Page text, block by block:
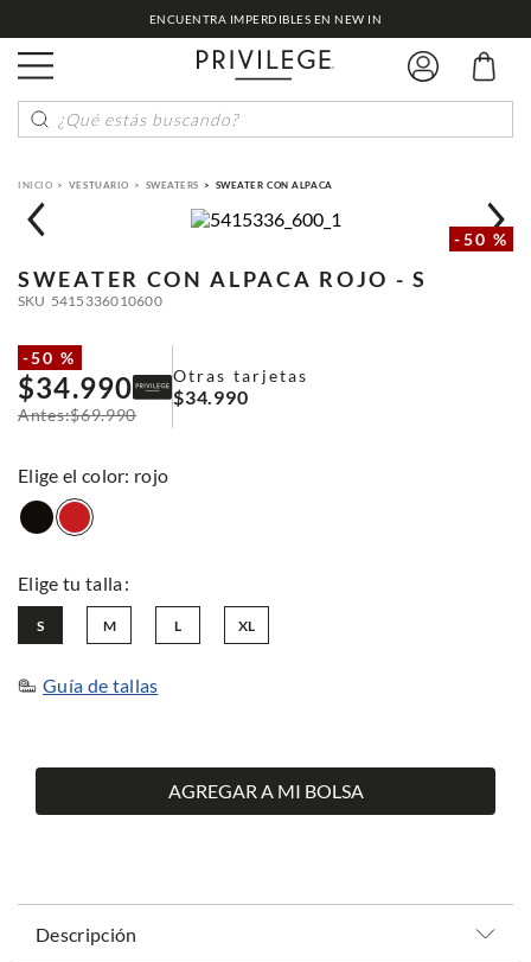
ENCUENTRA IMPERDIBLES EN NEW IN
¿Qué estás buscando?
VESTUARIO SWEATERS SWEATER CON ALPACA
-50 %
SWEATER CON ALPACA ROJO - S
SKU 5415336010600
-50 %
$34.990
$69.990
Otras tarjetas
$34.990
: rojo
L
M
S XL
Guía de tallas
AGREGAR A MI BOLSA
Descripción